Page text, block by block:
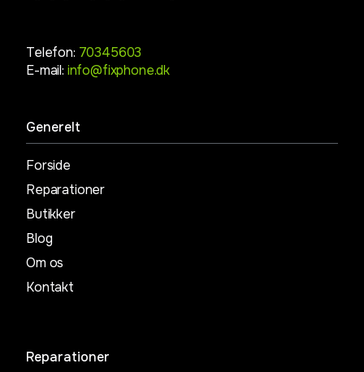
Telefon: 70345603
E-mail: info@fixphone.dk
Generelt
Forside
Reparationer
Butikker
Blog
Om os
Kontakt
Reparationer